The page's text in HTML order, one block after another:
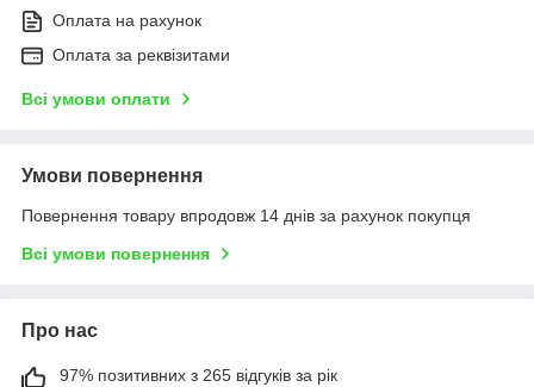
Оплата на рахунок
Оплата за реквізитами
Всі умови оплати
Умови повернення
Повернення товару впродовж 14 днів за рахунок покупця
Всі умови повернення
Про нас
97% позитивних з 265 відгуків за рік